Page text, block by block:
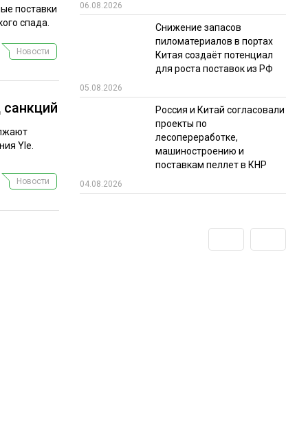
поставки
спада.
Новости
Yle.
Новости
06.08.2026
Снижение запасов
пиломатериалов в портах
Китая создаёт потенциал
для роста поставок из РФ
05.08.2026
Россия и Китай согласовали
проекты по
лесопереработке,
машиностроению и
поставкам пеллет в КНР
04.08.2026